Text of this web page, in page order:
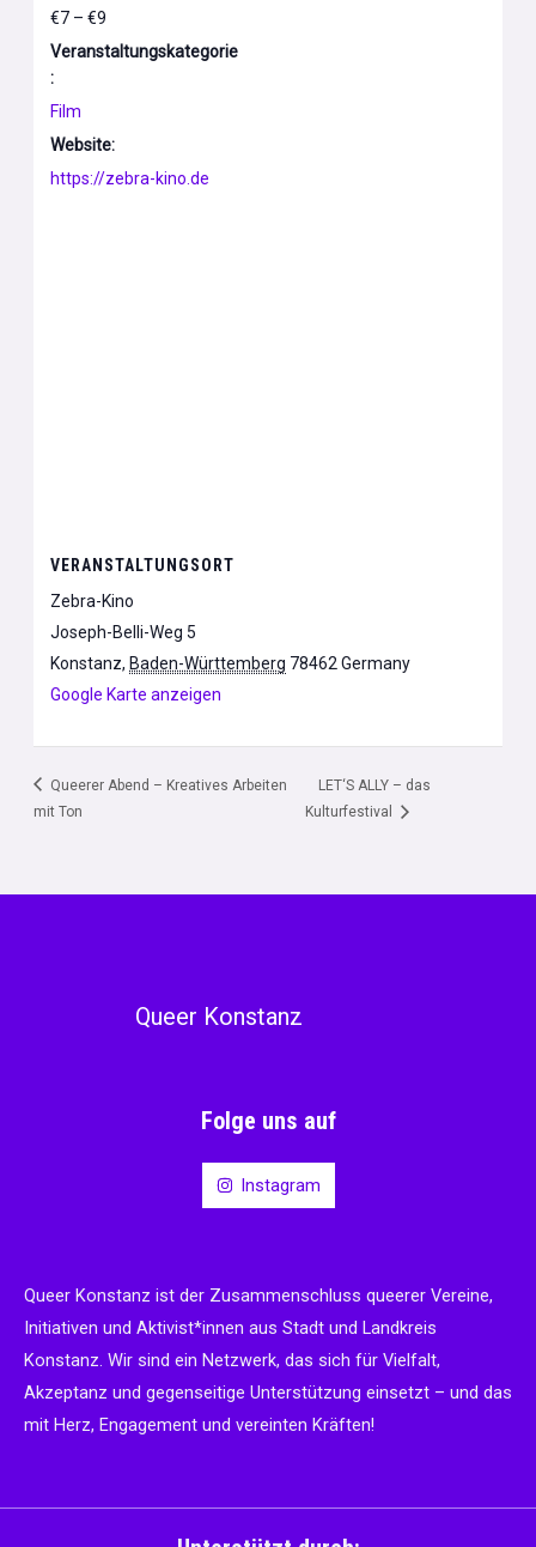
€7 – €9
Veranstaltungskategorie
:
Film
Website:
https://zebra-kino.de
VERANSTALTUNGSORT
Zebra-Kino
Joseph-Belli-Weg 5
Konstanz, Baden-Württemberg 78462 Germany
Google Karte anzeigen
Queerer Abend – Kreatives Arbeiten
mit Ton
LET‘S ALLY – das
Kulturfestival
Queer Konstanz
Folge uns auf
Instagram
Queer Konstanz ist der Zusammenschluss queerer Vereine,
Initiativen und Aktivist*innen aus Stadt und Landkreis
Konstanz. Wir sind ein Netzwerk, das sich für Vielfalt,
Akzeptanz und gegenseitige Unterstützung einsetzt – und das
mit Herz, Engagement und vereinten Kräften!